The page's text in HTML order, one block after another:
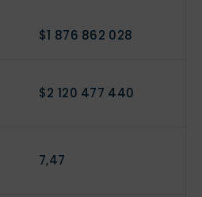
$1 876 862 028
$2 120 477 440
7,47